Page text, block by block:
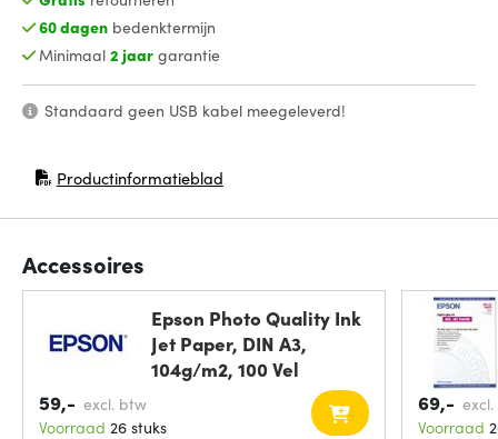
60 dagenbedenktermijn
Minimaal 2 jaargarantie
Standaard geen USB kabel meegeleverd!
Productinformatieblad
(opent in nieuw venster)
Accessoires
Epson Photo Quality Ink
Jet Paper, DIN A3,
104g/m2, 100 Vel
59,- excl. btw
Voorraad 26 stuks
69,-
Voorraad